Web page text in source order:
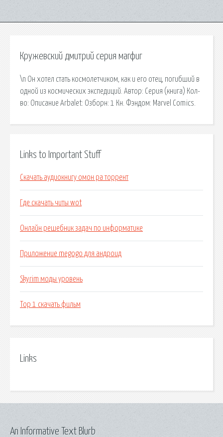
Кружевский дмитрий серия магфиг
\n Он хотел стать космолетчиком, как и его отец, погибший в
одной из космических экспедиций. Автор: Серия (книга) Кол-
во: Описание Arbalet: Озборн: 1 Кн. Фэндом: Marvel Comics.
Links to Important Stuff
Скачать аудиокнигу омон ра торрент
Где скачать читы wot
Онлайн решебник задач по информатике
Приложение megogo для андроид
Skyrim моды уровень
Тор 1 скачать фильм
Links
An Informative Text Blurb